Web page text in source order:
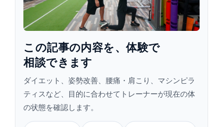
この​記事の​内容を、​体験で​
相談できます
ダイエット、姿勢改善、腰痛・肩こり、マシンピラ
ティスなど、目的に合わせてトレーナーが現在の体
の状態を確認します。